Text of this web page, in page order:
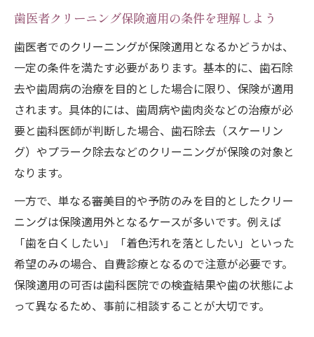
歯医者クリーニング保険適用の条件を理解しよう
歯医者でのクリーニングが保険適用となるかどうかは、
一定の条件を満たす必要があります。基本的に、歯石除
去や歯周病の治療を目的とした場合に限り、保険が適用
されます。具体的には、歯周病や歯肉炎などの治療が必
要と歯科医師が判断した場合、歯石除去（スケーリン
グ）やプラーク除去などのクリーニングが保険の対象と
なります。
一方で、単なる審美目的や予防のみを目的としたクリー
ニングは保険適用外となるケースが多いです。例えば
「歯を白くしたい」「着色汚れを落としたい」といった
希望のみの場合、自費診療となるので注意が必要です。
保険適用の可否は歯科医院での検査結果や歯の状態によ
って異なるため、事前に相談することが大切です。